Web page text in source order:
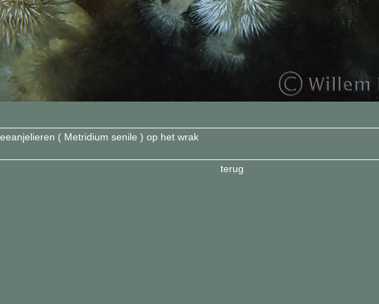
( Metridium senile ) op het wrak
terug